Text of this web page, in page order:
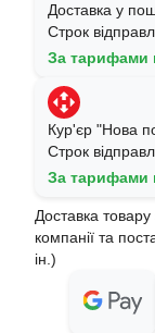
Доставка у
Строк
За тарифами
Кур'єр "Нова
Строк
За тарифами
Доставка товару
компанії та
ін.)